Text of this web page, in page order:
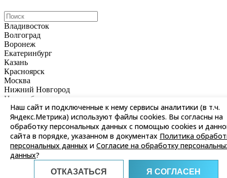
Наш сайт и подключенные к нему сервисы аналитики (в т.ч.
Яндекс.Метрика) используют файлы cookies. Вы согласны на
обработку персональных данных с помощью cookies и
сайта в порядке, указанном в документах Политика
персональных данных и Согласие на обработку
данных?
ОТКАЗАТЬСЯ Я СОГЛАСЕН
Владивосток
Волгоград
Воронеж
Екатеринбург
Казань
Красноярск
Москва
Нижний Новгород
Новосибирск
Омск
Пермь
Ростов-на-Дону
Самара
Санкт-Петербург
Саратов
Уфа